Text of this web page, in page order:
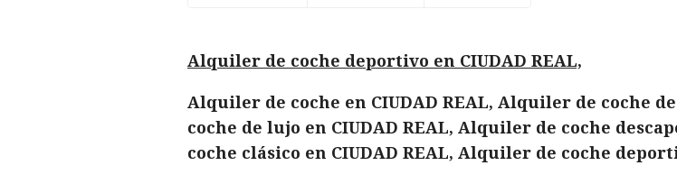
Alquiler de coche deportivo en CIUDAD REAL,
Alquiler de coche en CIUDAD REAL, Alquiler de coche
coche de lujo en CIUDAD REAL, Alquiler de coche
coche clásico en CIUDAD REAL, Alquiler de coche